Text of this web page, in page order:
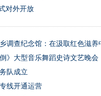
对外开放
调查纪念馆：在汲取红色滋养
》大型音乐舞蹈史诗文艺晚会
队成立
线开通运营